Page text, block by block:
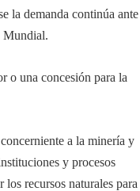
la demanda continúa ante
Mundial.
o una concesión para la
a la minería y
y procesos
los recursos naturales para